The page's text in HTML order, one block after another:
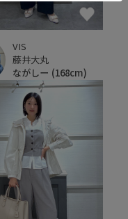
VIS
藤井大丸
ながしー (168cm)